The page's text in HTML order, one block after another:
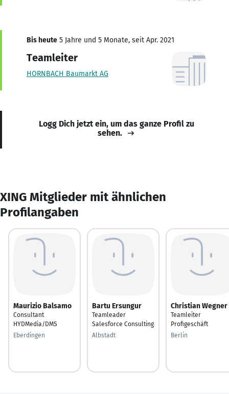
Bis heute 5 Jahre und 5 Monate, seit Apr. 2021
Teamleiter
HORNBACH Baumarkt AG
Logg Dich jetzt ein, um das ganze Profil zu
sehen.
XING Mitglieder mit ähnlichen
Profilangaben
Maurizio Balsamo
Consultant
HYDMedia/DMS
Eberdingen
Bartu Ersungur
Teamleader
Salesforce Consulting
Albstadt
Christian Wegner
Teamleiter
Profigeschäft
Berlin